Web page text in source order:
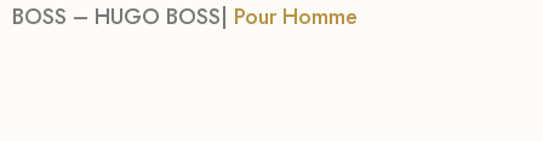
BOSS – HUGO BOSS| Pour Homme